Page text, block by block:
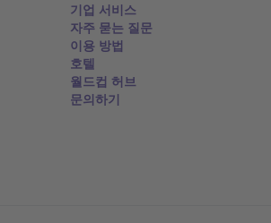
기업 서비스
자주 묻는 질문
이용 방법
호텔
월드컵 허브
문의하기